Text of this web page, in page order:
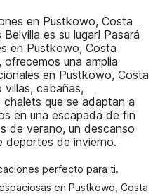
en Pustkowo, Costa
es su lugar! Pasará
en Pustkowo, Costa
ofrecemos una amplia
en Pustkowo, Costa
villas, cabañas,
que se adaptan a
en una escapada de fin
de verano, un descanso
deportes de invierno.
perfecto para ti.
en Pustkowo, Costa